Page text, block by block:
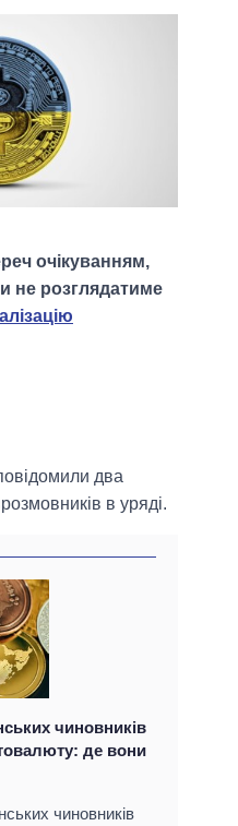
очікуванням,
не розглядатиме
два
в уряді.
чиновників
де вони
чиновників